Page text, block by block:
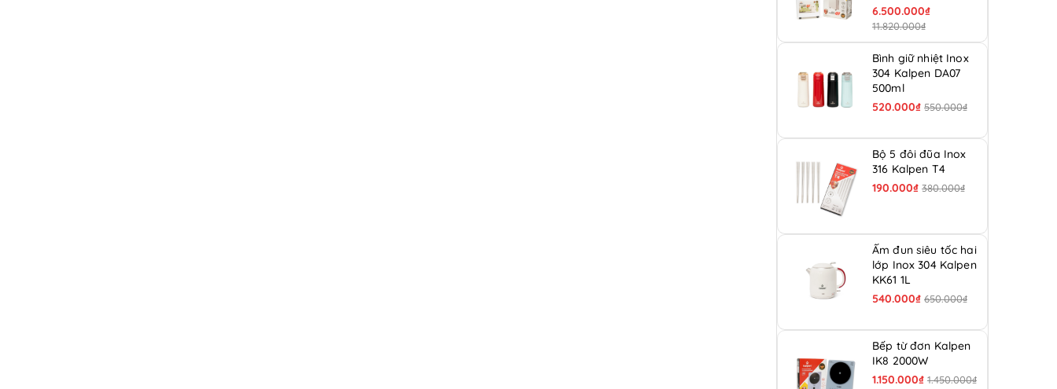
6.500.000₫
11.820.000₫
Bình giữ nhiệt Inox
304 Kalpen DA07
500ml
520.000₫ 550.000₫
Bộ 5 đôi đũa Inox
316 Kalpen T4
190.000₫ 380.000₫
Ấm đun siêu tốc hai
lớp Inox 304 Kalpen
KK61 1L
540.000₫ 650.000₫
Bếp từ đơn Kalpen
IK8 2000W
1.150.000₫ 1.450.000₫